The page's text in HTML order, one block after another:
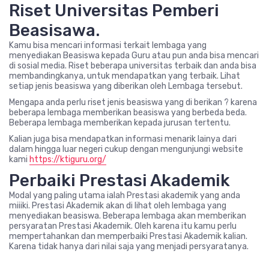
Riset Universitas Pemberi
Beasisawa.
Kamu bisa mencari informasi terkait lembaga yang
menyediakan Beasiswa kepada Guru atau pun anda bisa mencari
di sosial media. Riset beberapa universitas terbaik dan anda bisa
membandingkanya, untuk mendapatkan yang terbaik. Lihat
setiap jenis beasiswa yang diberikan oleh Lembaga tersebut.
Mengapa anda perlu riset jenis beasiswa yang di berikan ? karena
beberapa lembaga memberikan beasiswa yang berbeda beda.
Beberapa lembaga memberikan kepada jurusan tertentu.
Kalian juga bisa mendapatkan informasi menarik lainya dari
dalam hingga luar negeri cukup dengan mengunjungi website
kami https://ktiguru.org/
Perbaiki Prestasi Akademik
Modal yang paling utama ialah Prestasi akademik yang anda
miiiki. Prestasi Akademik akan di lihat oleh lembaga yang
menyediakan beasiswa. Beberapa lembaga akan memberikan
persyaratan Prestasi Akademik. Oleh karena itu kamu perlu
mempertahankan dan memperbaiki Prestasi Akademik kalian.
Karena tidak hanya dari nilai saja yang menjadi persyaratanya.